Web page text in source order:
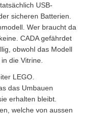
USB-
sicheren Batterien.
Wer braucht da
CADA gefährdet
obwohl das Modell
die Vitrine.
LEGO.
das Umbauen
erhalten bleibt.
welche von aussen